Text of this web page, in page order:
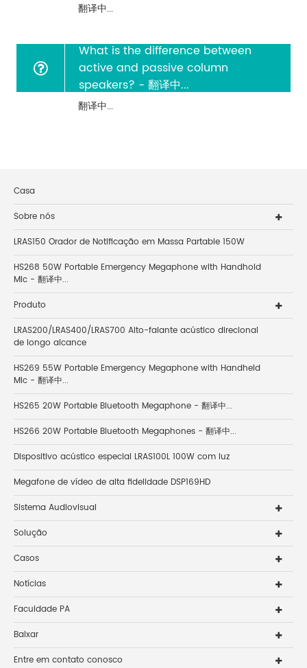
翻译中...
What is the difference between
active and passive column
speakers? - 翻译中...
翻译中...
Casa
Sobre nós
LRAS150 Orador de Notificação em Massa Partable 150W
HS268 50W Portable Emergency Megaphone with Handhold
Mic - 翻译中...
Produto
LRAS200/LRAS400/LRAS700 Alto-falante acústico direcional
de longo alcance
HS269 55W Portable Emergency Megaphone with Handheld
Mic - 翻译中...
HS265 20W Portable Bluetooth Megaphone - 翻译中...
HS266 20W Portable Bluetooth Megaphones - 翻译中...
Dispositivo acústico especial LRAS100L 100W com luz
Megafone de vídeo de alta fidelidade DSP169HD
Sistema Audiovisual
Solução
Casos
Notícias
Faculdade PA
Baixar
Entre em contato conosco